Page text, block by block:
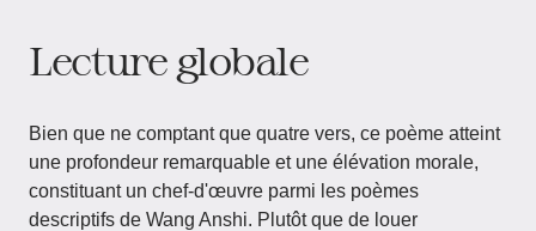
Lecture globale
Bien que ne comptant que quatre vers, ce poème atteint
une profondeur remarquable et une élévation morale,
constituant un chef-d'œuvre parmi les poèmes
descriptifs de Wang Anshi. Plutôt que de louer